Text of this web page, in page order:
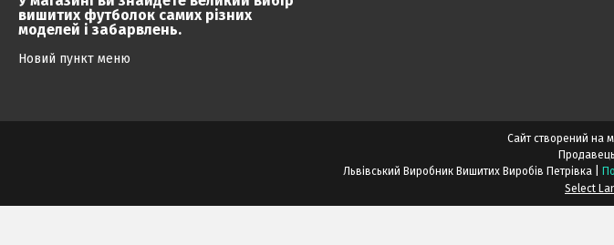
вишитих футболок самих різних
моделей і забарвлень.
Новий пункт меню
Сайт створений на
Select